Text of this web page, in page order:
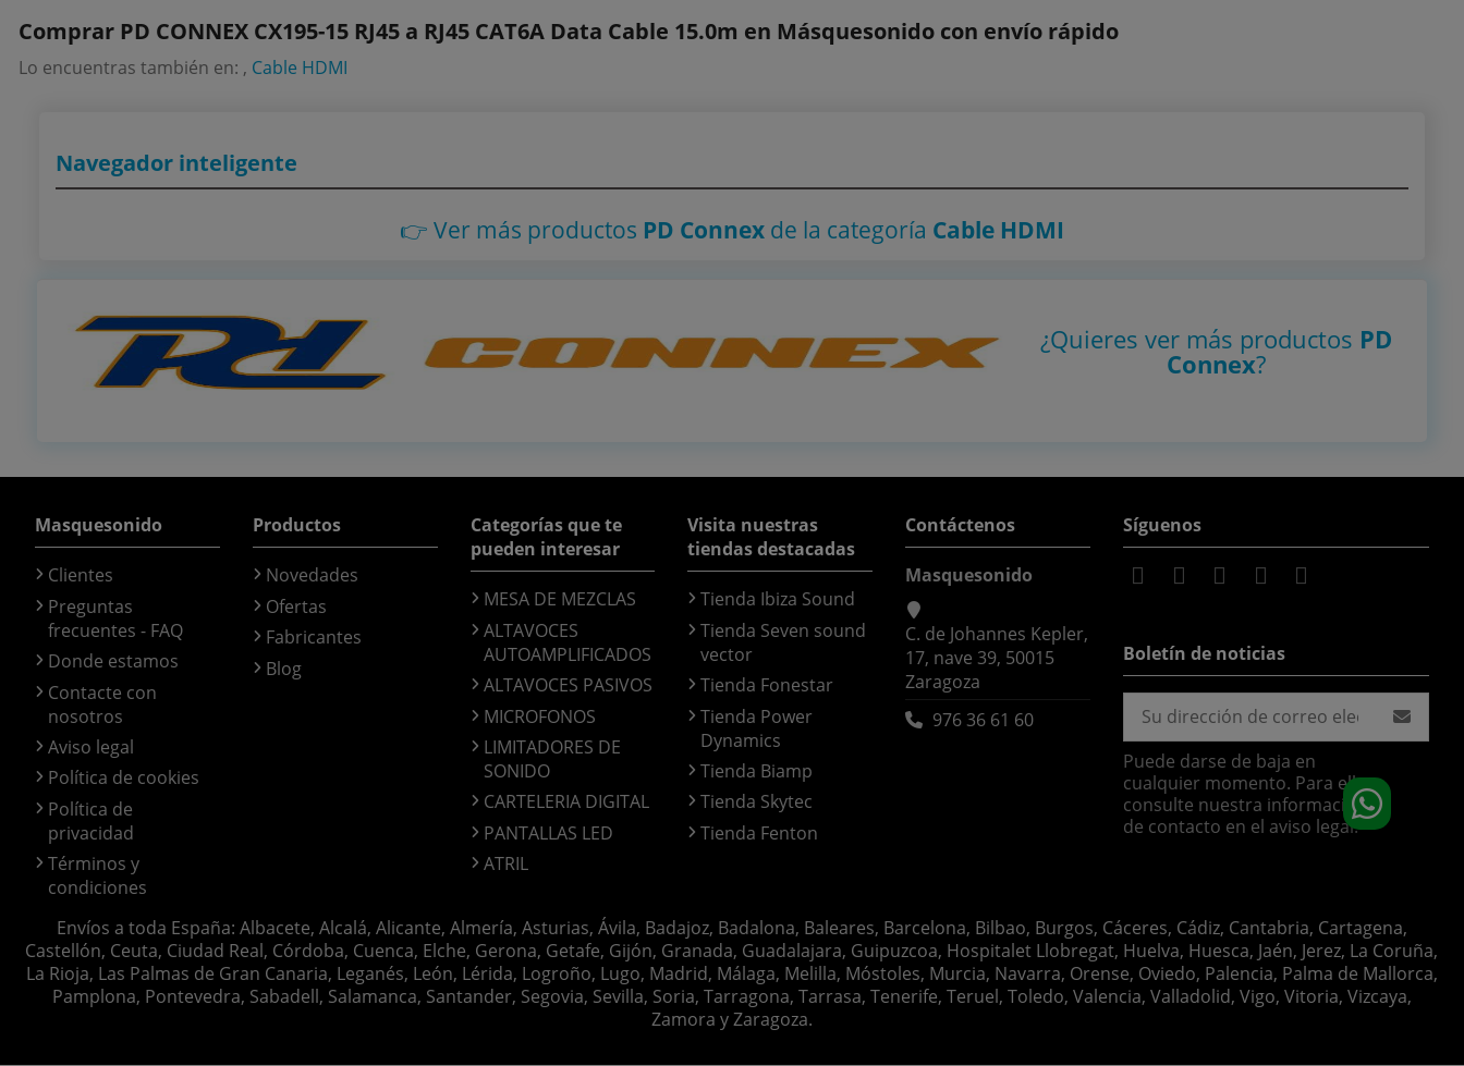
Comprar PD CONNEX CX195-15 RJ45 a RJ45 CAT6A Data Cable 15.0m en Másquesonido con envío rápido
Lo encuentras también en: , Cable HDMI
Navegador inteligente
👉 Ver más productos PD Connexde la categoría Cable HDMI
¿Quieres ver más productos PD
Connex?
Masquesonido
Clientes
Preguntas
frecuentes - FAQ
Donde estamos
Contacte con
nosotros
Aviso legal
Política de cookies
Política de
privacidad
Términos y
condiciones
Productos
Novedades
Ofertas
Fabricantes
Blog
Categorías que te
pueden interesar
MESA DE MEZCLAS
ALTAVOCES
AUTOAMPLIFICADOS
ALTAVOCES PASIVOS
MICROFONOS
LIMITADORES DE
SONIDO
CARTELERIA DIGITAL
PANTALLAS LED
ATRIL
Visita nuestras
tiendas destacadas
Tienda Ibiza Sound
Tienda Seven sound
vector
Tienda Fonestar
Tienda Power
Dynamics
Tienda Biamp
Tienda Skytec
Tienda Fenton
Contáctenos
Masquesonido
C. de Johannes Kepler,
17, nave 39, 50015
Zaragoza
976 36 61 60
Síguenos
Boletín de noticias
Puede darse de baja en
cualquier momento. Para ello,
consulte nuestra información
de contacto en el aviso legal.
Envíos a toda España: Albacete, Alcalá, Alicante, Almería, Asturias, Ávila, Badajoz, Badalona, Baleares, Barcelona, Bilbao, Burgos, Cáceres, Cádiz, Cantabria, Cartagena,
Castellón, Ceuta, Ciudad Real, Córdoba, Cuenca, Elche, Gerona, Getafe, Gijón, Granada, Guadalajara, Guipuzcoa, Hospitalet Llobregat, Huelva, Huesca, Jaén, Jerez, La Coruña,
La Rioja, Las Palmas de Gran Canaria, Leganés, León, Lérida, Logroño, Lugo, Madrid, Málaga, Melilla, Móstoles, Murcia, Navarra, Orense, Oviedo, Palencia, Palma de Mallorca,
Pamplona, Pontevedra, Sabadell, Salamanca, Santander, Segovia, Sevilla, Soria, Tarragona, Tarrasa, Tenerife, Teruel, Toledo, Valencia, Valladolid, Vigo, Vitoria, Vizcaya,
Zamora y Zaragoza.